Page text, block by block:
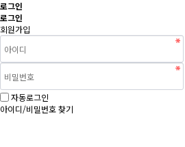
로그인
로그인
회원가입
자동로그인
아이디/비밀번호 찾기